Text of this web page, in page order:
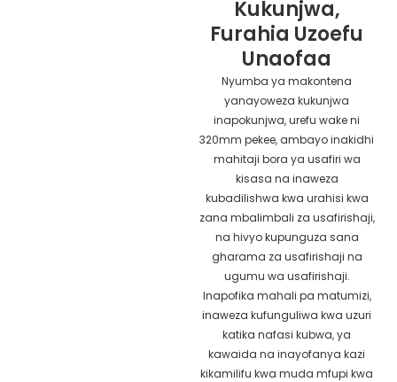
Kukunjwa,
Furahia Uzoefu
Unaofaa
Nyumba ya makontena
yanayoweza kukunjwa
inapokunjwa, urefu wake ni
320mm pekee, ambayo inakidhi
mahitaji bora ya usafiri wa
kisasa na inaweza
kubadilishwa kwa urahisi kwa
zana mbalimbali za usafirishaji,
na hivyo kupunguza sana
gharama za usafirishaji na
ugumu wa usafirishaji.
Inapofika mahali pa matumizi,
inaweza kufunguliwa kwa uzuri
katika nafasi kubwa, ya
kawaida na inayofanya kazi
kikamilifu kwa muda mfupi kwa